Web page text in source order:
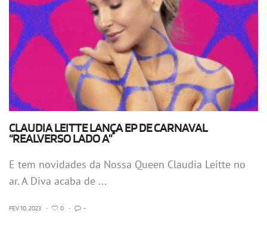
CLAUDIA LEITTE LANÇA EP DE CARNAVAL
“REALVERSO LADO A”
E tem novidades da Nossa Queen Claudia Leitte no
ar. A Diva acaba de ...
FEV 10, 2023 • 0 • -